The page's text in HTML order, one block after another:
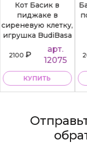
Кот Басик в
пиджаке в
сиреневую клетку,
игрушка BudiBasa
2100₽
арт.
12075
КУПИТЬ